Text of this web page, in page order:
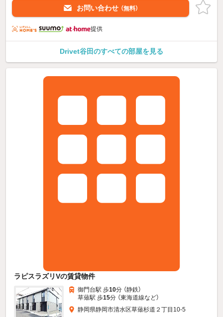
お問い合わせ （無料）
提供
Drivet谷田のすべての部屋を見る
ラピスラズリVの賃貸物件
御門台駅 歩10分 （静鉄）
草薙駅 歩15分 （東海道線など）
静岡県静岡市清水区草薙杉道２丁目10-5